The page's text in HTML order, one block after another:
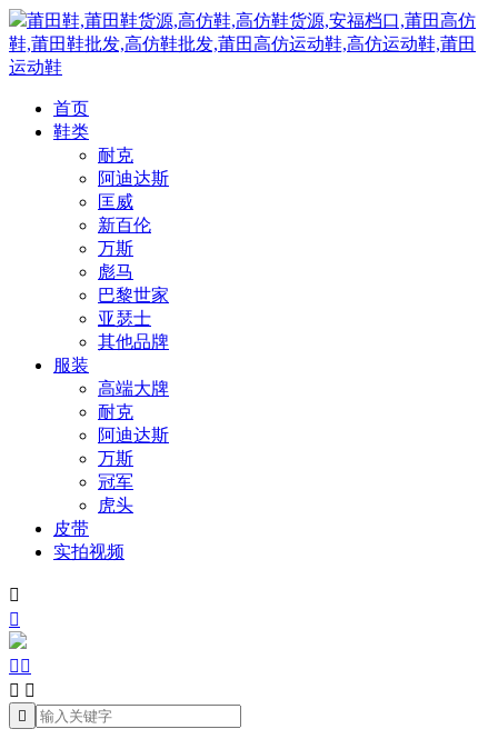
莆田鞋,莆田鞋货源,高仿鞋,高仿鞋货源,安福档口,莆田高仿
鞋,莆田鞋批发,高仿鞋批发,莆田高仿运动鞋,高仿运动鞋,莆田
运动鞋
首页
鞋类
耐克
阿迪达斯
匡威
新百伦
万斯
彪马
巴黎世家
亚瑟士
其他品牌
服装
高端大牌
耐克
阿迪达斯
万斯
冠军
虎头
皮带
实拍视频


 
 
